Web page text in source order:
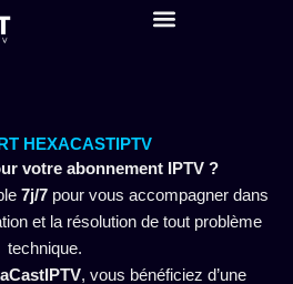
HEXACASTIPTV
votre abonnement IPTV ?
7j/7pour vous accompagner dans
et la résolution de tout problème
technique.
, vous bénéficiez d’une